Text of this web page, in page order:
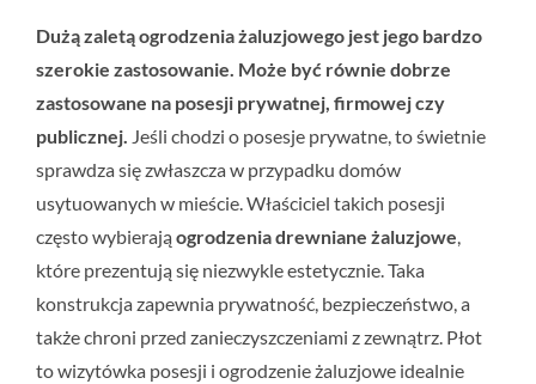
Dużą zaletą ogrodzenia żaluzjowego jest jego bardzo
szerokie zastosowanie. Może być równie dobrze
zastosowane na posesji prywatnej, firmowej czy
publicznej. Jeśli chodzi o posesje prywatne, to świetnie
sprawdza się zwłaszcza w przypadku domów
usytuowanych w mieście. Właściciel takich posesji
często wybierająogrodzenia drewniane żaluzjowe,
które prezentują się niezwykle estetycznie. Taka
konstrukcja zapewnia prywatność, bezpieczeństwo, a
także chroni przed zanieczyszczeniami z zewnątrz. Płot
to wizytówka posesji i ogrodzenie żaluzjowe idealnie